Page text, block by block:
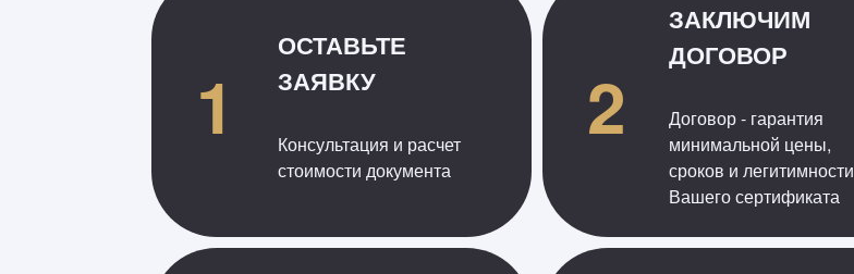
1
ОСТАВЬТЕ
ЗАЯВКУ
Консультация и расчет
стоимости документа
2
ЗАКЛЮЧИМ
ДОГОВОР
Договор - гарантия
минимальной цены,
сроков и легитимности
Вашего сертификата